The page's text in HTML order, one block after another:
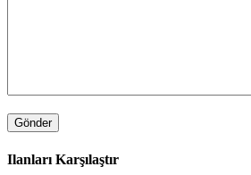
Ilanları Karşılaştır